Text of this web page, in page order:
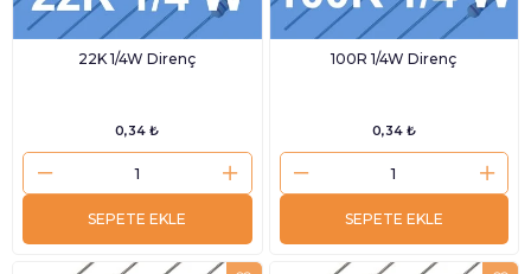
22K 1/4W Direnç
0,34 ₺
SEPETE EKLE
100R 1/4W Direnç
0,34 ₺
SEPETE EKLE